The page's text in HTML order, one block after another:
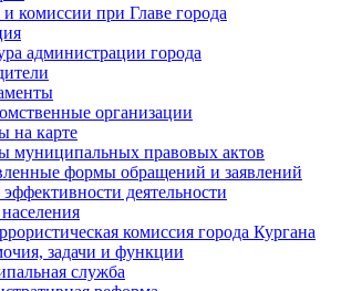
комиссии при Главе города
администрации города
организации
на карте
муниципальных правовых актов
формы обращений и заявлений
деятельности
комиссия города Кургана
задачи и функции
служба